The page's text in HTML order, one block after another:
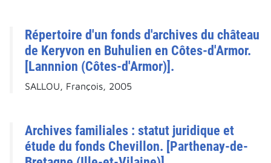
Répertoire d'un fonds d'archives du château
de Keryvon en Buhulien en Côtes-d'Armor.
[Lannnion (Côtes-d'Armor)].
SALLOU, François, 2005
Archives familiales : statut juridique et
étude du fonds Chevillon. [Parthenay-de-